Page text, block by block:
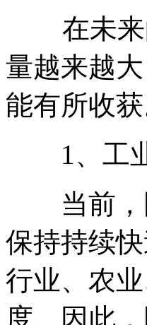
在未来的
量越来越
能有所收获
1、工业
当前，国
保持持续
行业、农
度。因此